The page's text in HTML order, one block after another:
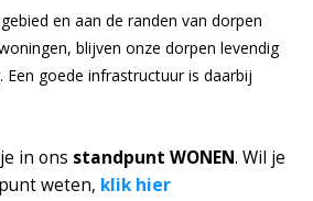
en aan de randen van dorpen
blijven onze dorpen levendig
goede infrastructuur is daarbij
in ons standpunt WONEN. Wil je
weten, klik hier